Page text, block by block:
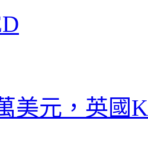
美元，英國